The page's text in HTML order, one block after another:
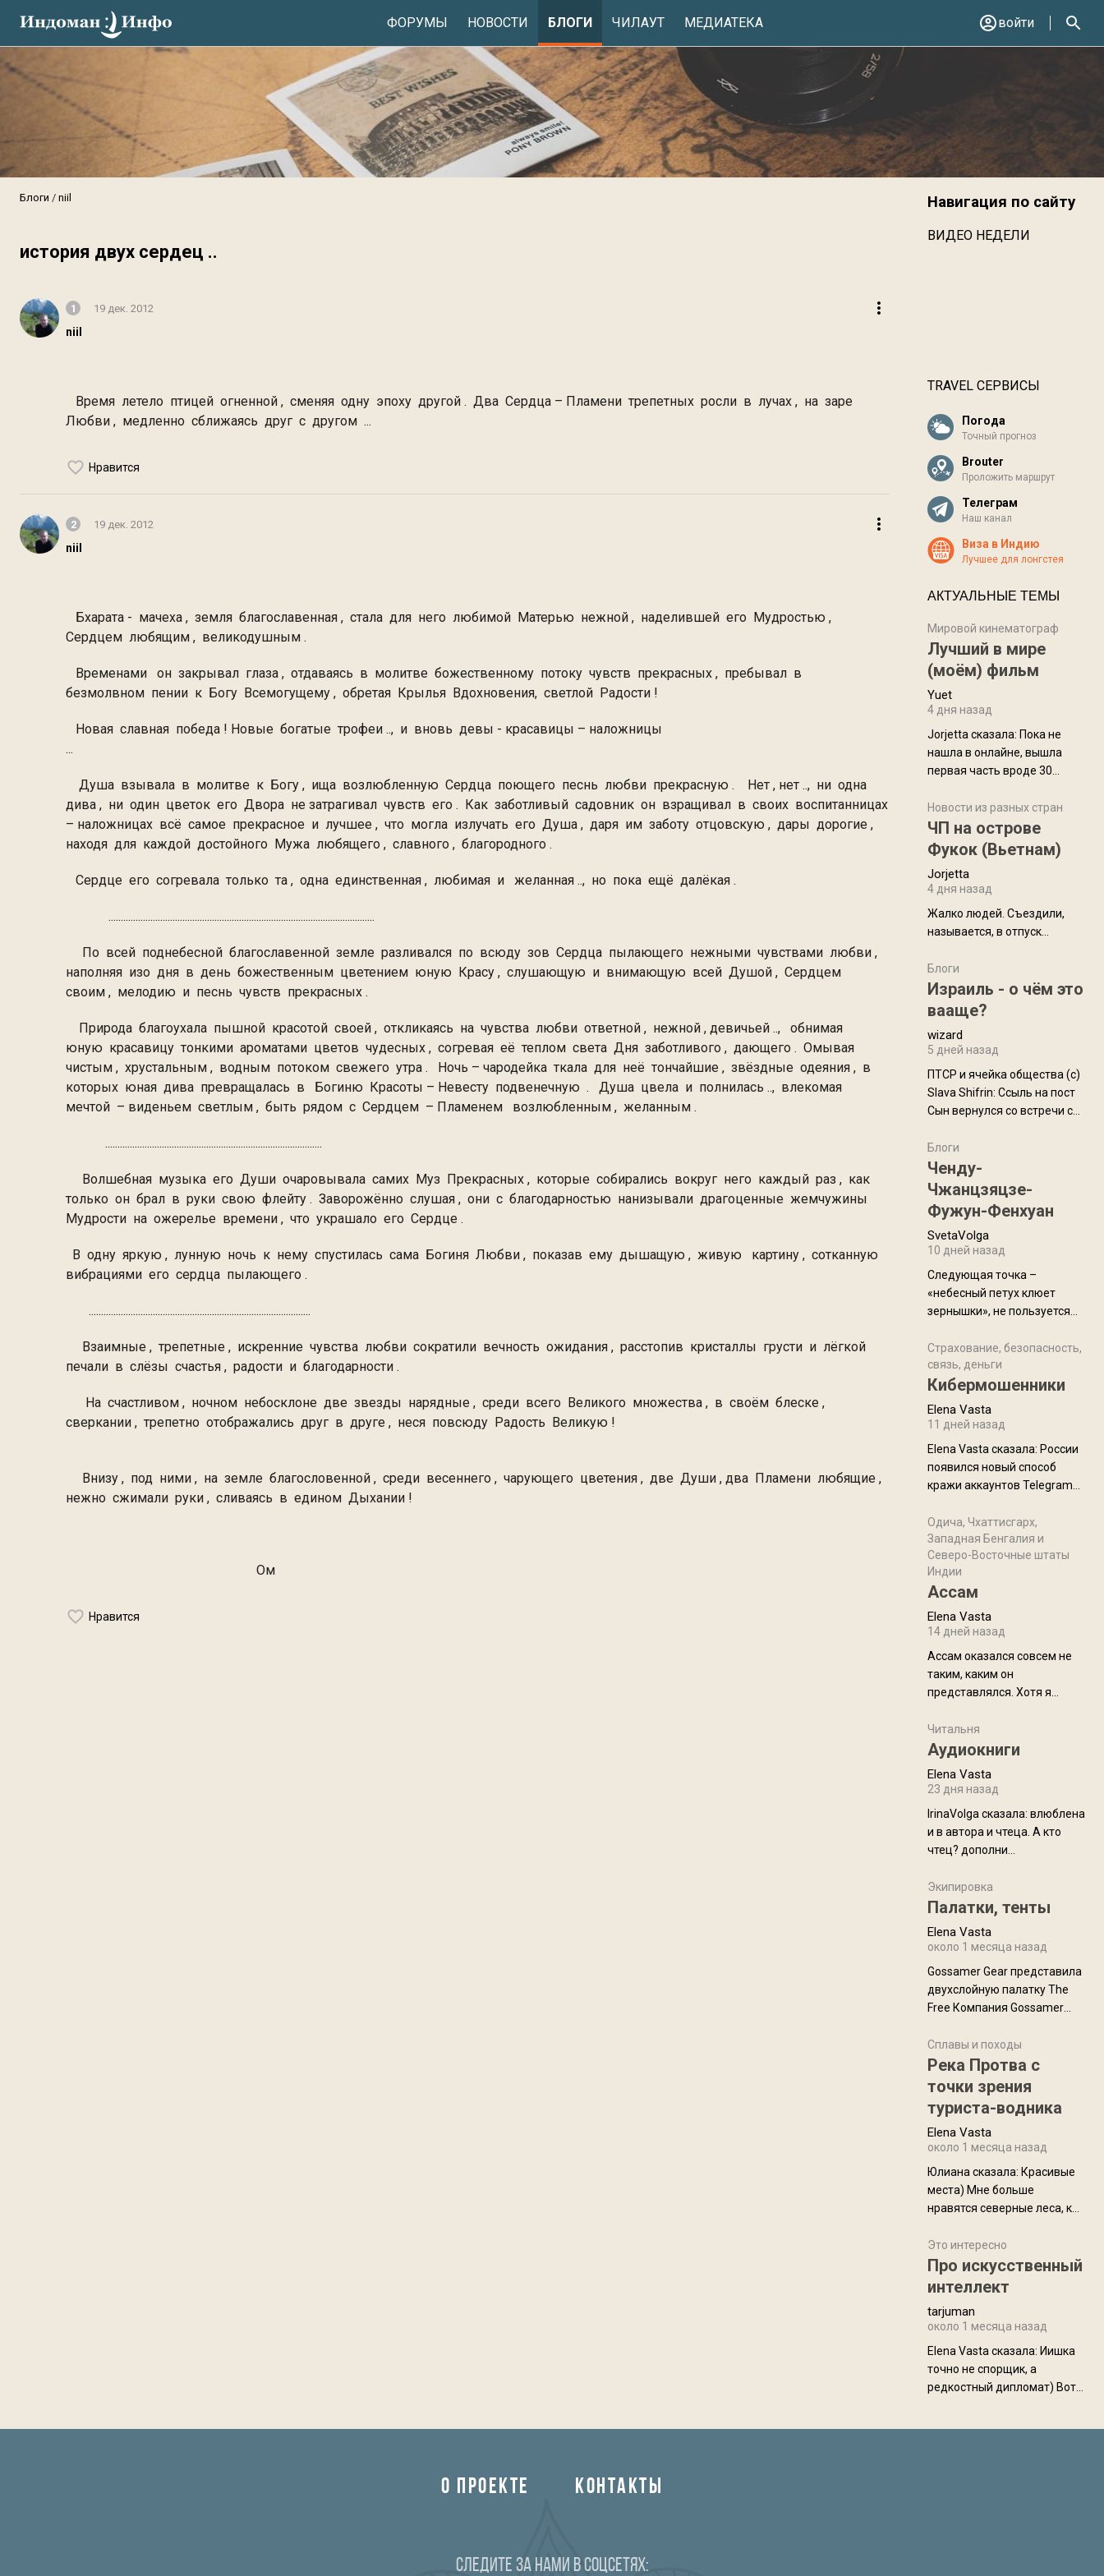
ФОРУМЫ НОВОСТИ БЛОГИ ЧИЛАУТ МЕДИАТЕКА войти
Блоги niil
история двух сердец ..
1 19 дек. 2012
niil
Время летело птицей огненной , сменяя одну эпоху другой . Два Сердца – Пламени трепетных росли в лучах , на заре
Любви , медленно сближаясь друг с другом ...
Нравится
2 19 дек. 2012
niil
Бхарата - мачеха , земля благославенная , стала для него любимой Матерью нежной , наделившей его Мудростью ,
Сердцем любящим , великодушным .
Временами он закрывал глаза , отдаваясь в молитве божественному потоку чувств прекрасных , пребывал в
безмолвном пении к Богу Всемогущему , обретая Крылья Вдохновения, светлой Радости !
Новая славная победа ! Новые богатые трофеи .., и вновь девы - красавицы – наложницы
...
Душа взывала в молитве к Богу , ища возлюбленную Сердца поющего песнь любви прекрасную . Нет , нет .., ни одна
дива , ни один цветок его Двора не затрагивал чувств его . Как заботливый садовник он взращивал в своих воспитанницах
– наложницах всё самое прекрасное и лучшее , что могла излучать его Душа , даря им заботу отцовскую , дары дорогие ,
находя для каждой достойного Мужа любящего , славного , благородного .
Сердце его согревала только та , одна единственная , любимая и желанная .., но пока ещё далёкая .
............................................................................................................
По всей поднебесной благославенной земле разливался по всюду зов Сердца пылающего нежными чувствами любви ,
наполняя изо дня в день божественным цветением юную Красу , слушающую и внимающую всей Душой , Сердцем
своим , мелодию и песнь чувств прекрасных .
Природа благоухала пышной красотой своей , откликаясь на чувства любви ответной , нежной , девичьей .., обнимая
юную красавицу тонкими ароматами цветов чудесных , согревая её теплом света Дня заботливого , дающего . Омывая
чистым , хрустальным , водным потоком свежего утра . Ночь – чародейка ткала для неё тончайшие , звёздные одеяния , в
которых юная дива превращалась в Богиню Красоты – Невесту подвенечную . Душа цвела и полнилась .., влекомая
мечтой – виденьем светлым , быть рядом с Сердцем – Пламенем возлюбленным , желанным .
........................................................................................
Волшебная музыка его Души очаровывала самих Муз Прекрасных , которые собирались вокруг него каждый раз , как
только он брал в руки свою флейту . Заворожённо слушая , они с благодарностью нанизывали драгоценные жемчужины
Мудрости на ожерелье времени , что украшало его Сердце .
В одну яркую , лунную ночь к нему спустилась сама Богиня Любви , показав ему дышащую , живую картину , сотканную
вибрациями его сердца пылающего .
..........................................................................................
Взаимные , трепетные , искренние чувства любви сократили вечность ожидания , расстопив кристаллы грусти и лёгкой
печали в слёзы счастья , радости и благодарности .
На счастливом , ночном небосклоне две звезды нарядные , среди всего Великого множества , в своём блеске ,
сверкании , трепетно отображались друг в друге , неся повсюду Радость Великую !
Внизу , под ними , на земле благословенной , среди весеннего , чарующего цветения , две Души , два Пламени любящие ,
нежно сжимали руки , сливаясь в едином Дыхании !
Oм
Нравится
Навигация по сайту
ВИДЕО НЕДЕЛИ
TRAVEL СЕРВИСЫ
Погода
Точный прогноз
Brouter
Проложить маршрут
Телеграм
Наш канал
Виза в Индию
Лучшее для лонгстея
АКТУАЛЬНЫЕ ТЕМЫ
Мировой кинематограф
Лучший в мире
(моём) фильм
Yuet
4 дня назад
Jorjetta сказалa: Пока не
нашла в онлайне, вышла
первая часть вроде 30
Дивали 8 ноября.
Новости из разных стран
ЧП на острове
Фукок (Вьетнам)
Jorjetta
4 дня назад
Жалко людей. Съездили,
называется, в отпуск...
Блоги
Израиль - о чём это
вааще?
wizard
5 дней назад
ПТСР и ячейка общества (с)
Slava Shifrin: Ссыль на пост
Сын вернулся со встречи с
уже, как демобилизовались,
а продолжают встречаться
почти каждую неделю) и с
порога сообщил: "Эйтан
разводится!" Эйтан -
мальчик из религиозной
семьи, из тех, кого называют
"вязаные кипы". С 2022-го
Блоги
Ченду-
Чжанцзяцзе-
Фужун-Фенхуан
SvetaVolga
10 дней назад
Следующая точка –
«небесный петух клюет
зернышки», не пользуется
заслужено, и чтобы попасть
на начало тропы показали
водителю карту, иначе
Пошли туда, потому что я
отзывов. По мне – сплошная
физуха, долгий спуск, потом
подъем по этому же пути.
Пока
Страхование, безопасность,
связь, деньги
Кибермошенники
Elena Vasta
11 дней назад
Elena Vasta сказалa: России
появился новый способ
кражи аккаунтов Telegram
Прочитайте! У моих двух
знакомых вот так увели
аккаунты
Одича, Чхаттисгарх,
Западная Бенгалия и
Северо-Восточные штаты
Индии
Ассам
Elena Vasta
14 дней назад
Ассам оказался совсем не
таким, каким он
представлялся. Хотя я
краешек, но все же схватила
ауру штата, как-то он меня
природа, мягкие
такая как бы переходная
ступень между привычной
нам Индией и остальными
надеюсь увидеть.
Читальня
Аудиокниги
Elena Vasta
23 дня назад
IrinaVolga сказалa: влюблена
и в автора и чтеца. А кто
чтец? дополни
Экипировка
Палатки, тенты
Elena Vasta
около 1 месяца назад
Gossamer Gear представила
двухслойную палатку The
Free Компания Gossamer
туристическую палатку The
Free, которая стала первой
ультралегкой моделью в
ассортименте
производителя. Новинка
получила двухслойную
конструкцию с отдельным
внешним тентом и сетчатой
внутренней палаткой, а ее
комплектации составляет
около 845 г. Палатка весит
менее
Сплавы и походы
Река Протва с
точки зрения
туриста-водника
Elena Vasta
около 1 месяца назад
Юлиана сказалa: Красивые
места) Мне больше
нравятся северные леса, как
южной тайги
Это интересно
Про искусственный
интеллект
tarjuman
около 1 месяца назад
Elena Vasta сказалa: Иишка
точно не спорщик, а
редкостный дипломат) Вот,
О ПРОЕКТЕ КОНТАКТЫ
Следите за нами в соцсетях: